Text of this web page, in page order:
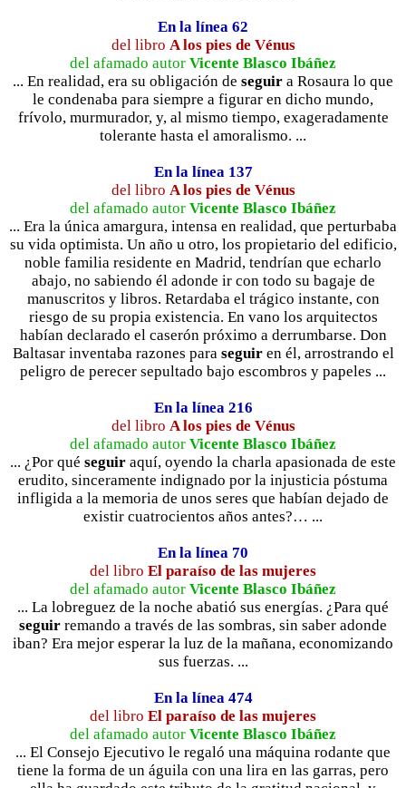
En la línea 62
del libro A los pies de Vénus
del afamado autor Vicente Blasco Ibáñez
... En realidad, era su obligación de seguir a Rosaura lo que
le condenaba para siempre a figurar en dicho mundo,
frívolo, murmurador, y, al mismo tiempo, exageradamente
tolerante hasta el amoralismo. ...
En la línea 137
del libro A los pies de Vénus
del afamado autor Vicente Blasco Ibáñez
... Era la única amargura, intensa en realidad, que perturbaba
su vida optimista. Un año u otro, los propietario del edificio,
noble familia residente en Madrid, tendrían que echarlo
abajo, no sabiendo él adonde ir con todo su bagaje de
manuscritos y libros. Retardaba el trágico instante, con
riesgo de su propia existencia. En vano los arquitectos
habían declarado el caserón próximo a derrumbarse. Don
Baltasar inventaba razones para seguiren él, arrostrando el
peligro de perecer sepultado bajo escombros y papeles ...
En la línea 216
del libro A los pies de Vénus
del afamado autor Vicente Blasco Ibáñez
... ¿Por qué seguir aquí, oyendo la charla apasionada de este
erudito, sinceramente indignado por la injusticia póstuma
infligida a la memoria de unos seres que habían dejado de
existir cuatrocientos años antes?… ...
En la línea 70
del libro El paraíso de las mujeres
del afamado autor Vicente Blasco Ibáñez
... La lobreguez de la noche abatió sus energías. ¿Para qué
seguir remando a través de las sombras, sin saber adonde
iban? Era mejor esperar la luz de la mañana, economizando
sus fuerzas. ...
En la línea 474
del libro El paraíso de las mujeres
del afamado autor Vicente Blasco Ibáñez
... El Consejo Ejecutivo le regaló una máquina rodante que
tiene la forma de un águila con una lira en las garras, pero